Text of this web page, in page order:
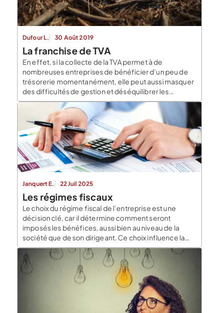
Dufour L. 30 Août 2019
La franchise de TVA
En effet, si la collecte de la TVA permet à de
nombreuses entreprises de bénéficier d’un peu de
trésorerie momentanément, elle peut aussi masquer
des difficultés de gestion et déséquilibrer les
finances de l’entreprise, notamment lorsqu’il s’agit
de payer les acomptes de TVA qui peuvent être
importants. Pour éviter de perturber les petites
entreprises l’administration […]
Janquert E. 22 Juil 2025
Les régimes fiscaux
Le choix du régime fiscal de l’entreprise est une
décision clé, car il détermine comment seront
imposés les bénéfices, aussi bien au niveau de la
société que de son dirigeant. Ce choix influence la
stratégie de rémunération, le niveau d’imposition et
les possibilités de déduction. Voici un tour d’horizon
des deux principaux régimes applicables : […]